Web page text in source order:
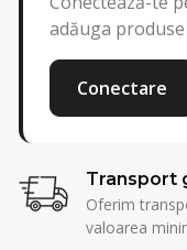
adăuga produse
Conectare
Transport
Oferim
valoarea